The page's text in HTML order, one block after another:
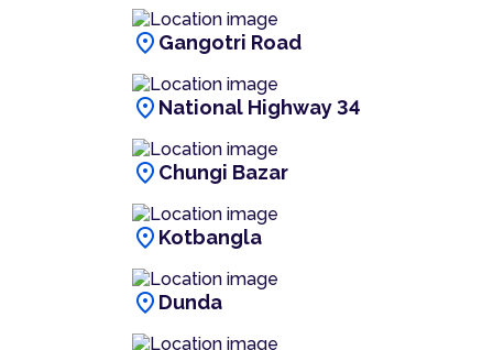
location_on Gangotri Road
location_on National Highway 34
location_on Chungi Bazar
location_on Kotbangla
location_on Dunda